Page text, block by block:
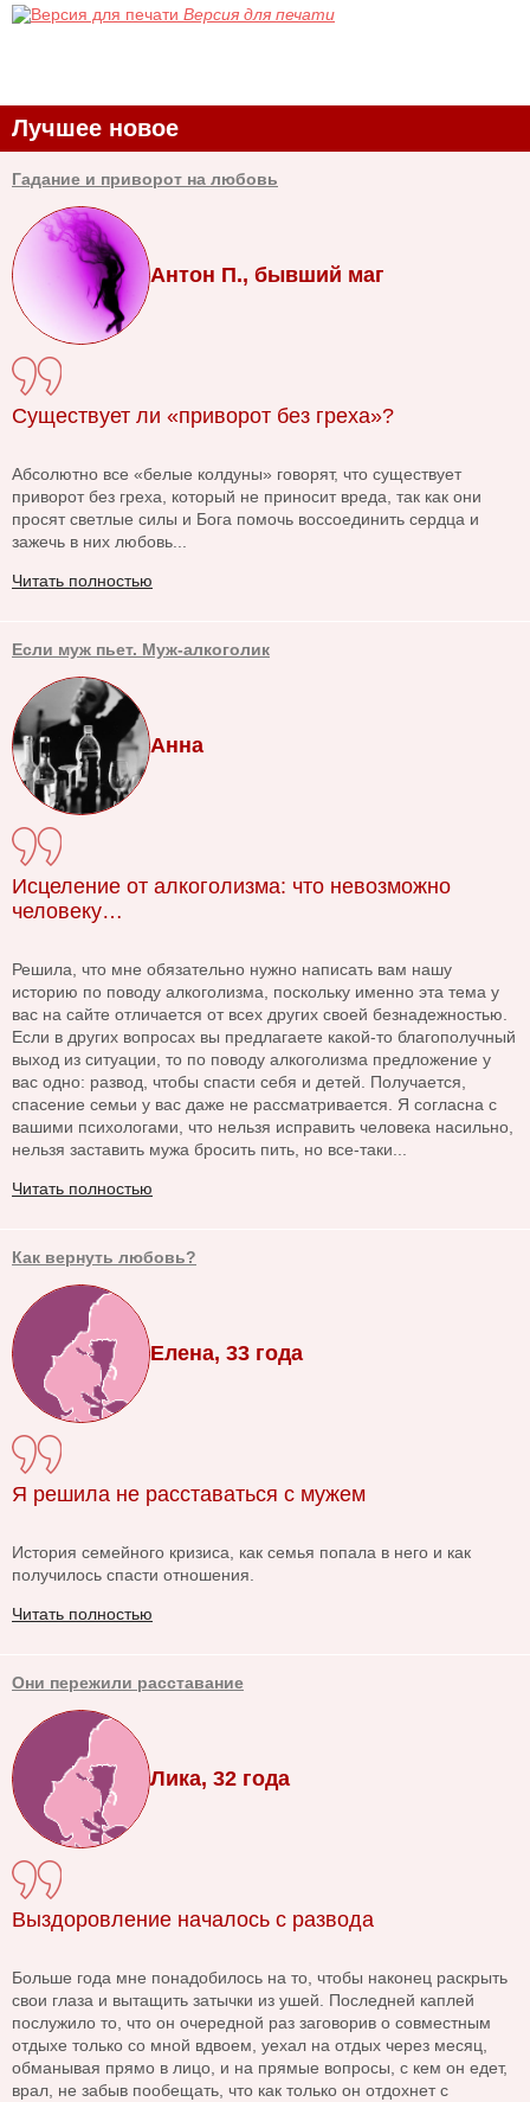
Версия для печати
Лучшее новое
Гадание и приворот на любовь
Антон П., бывший маг
Существует ли «приворот без греха»?
Абсолютно все «белые колдуны» говорят, что существует
приворот без греха, который не приносит вреда, так как они
просят светлые силы и Бога помочь воссоединить сердца и
зажечь в них любовь...
Читать полностью
Если муж пьет. Муж-алкоголик
Анна
Исцеление от алкоголизма: что невозможно
человеку…
Решила, что мне обязательно нужно написать вам нашу
историю по поводу алкоголизма, поскольку именно эта тема у
вас на сайте отличается от всех других своей безнадежностью.
Если в других вопросах вы предлагаете какой-то благополучный
выход из ситуации, то по поводу алкоголизма предложение у
вас одно: развод, чтобы спасти себя и детей. Получается,
спасение семьи у вас даже не рассматривается. Я согласна с
вашими психологами, что нельзя исправить человека насильно,
нельзя заставить мужа бросить пить, но все-таки...
Читать полностью
Как вернуть любовь?
Елена, 33 года
Я решила не расставаться с мужем
История семейного кризиса, как семья попала в него и как
получилось спасти отношения.
Читать полностью
Они пережили расставание
Лика, 32 года
Выздоровление началось с развода
Больше года мне понадобилось на то, чтобы наконец раскрыть
свои глаза и вытащить затычки из ушей. Последней каплей
послужило то, что он очередной раз заговорив о совместным
отдыхе только со мной вдвоем, уехал на отдых через месяц,
обманывая прямо в лицо, и на прямые вопросы, с кем он едет,
врал, не забыв пообещать, что как только он отдохнет с